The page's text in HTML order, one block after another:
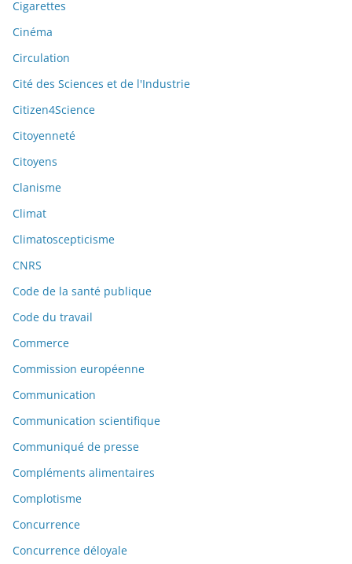
Cigarettes
Cinéma
Circulation
Cité des Sciences et de l'Industrie
Citizen4Science
Citoyenneté
Citoyens
Clanisme
Climat
Climatoscepticisme
CNRS
Code de la santé publique
Code du travail
Commerce
Commission européenne
Communication
Communication scientifique
Communiqué de presse
Compléments alimentaires
Complotisme
Concurrence
Concurrence déloyale